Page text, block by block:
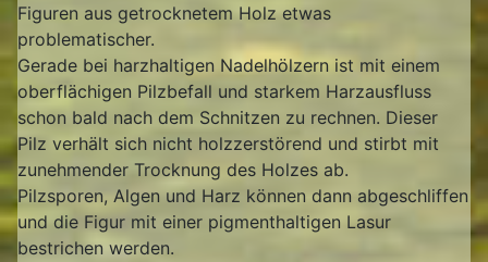
Figuren aus getrocknetem Holz etwas
problematischer.
Gerade bei harzhaltigen Nadelhölzern ist mit einem
oberflächigen Pilzbefall und starkem Harzausfluss
schon bald nach dem Schnitzen zu rechnen. Dieser
Pilz verhält sich nicht holzzerstörend und stirbt mit
zunehmender Trocknung des Holzes ab.
Pilzsporen, Algen und Harz können dann abgeschliffen
und die Figur mit einer pigmenthaltigen Lasur
bestrichen werden.